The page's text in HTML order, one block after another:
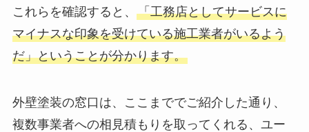
これらを確認すると、 「工務店としてサービスに
マイナスな印象を受けている施工業者がいるよう
だ」ということが分かります。
外壁塗装の窓口は、ここまででご紹介した通り、
複数事業者への相見積もりを取ってくれる、ユー